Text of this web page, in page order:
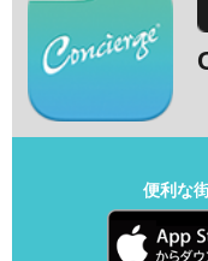
便利な